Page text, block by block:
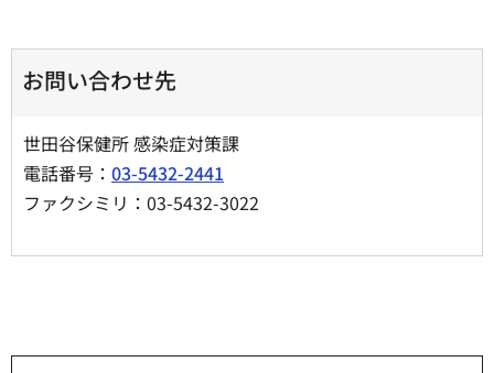
お問い合わせ先
世田谷保健所 感染症対策課
電話番号： 03-5432-2441
ファクシミリ：03-5432-3022